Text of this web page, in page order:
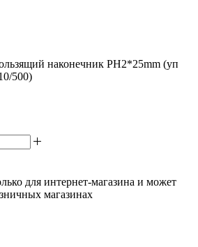
наконечник PH2*25mm (уп
500)
для интернет-магазина и может
магазинах